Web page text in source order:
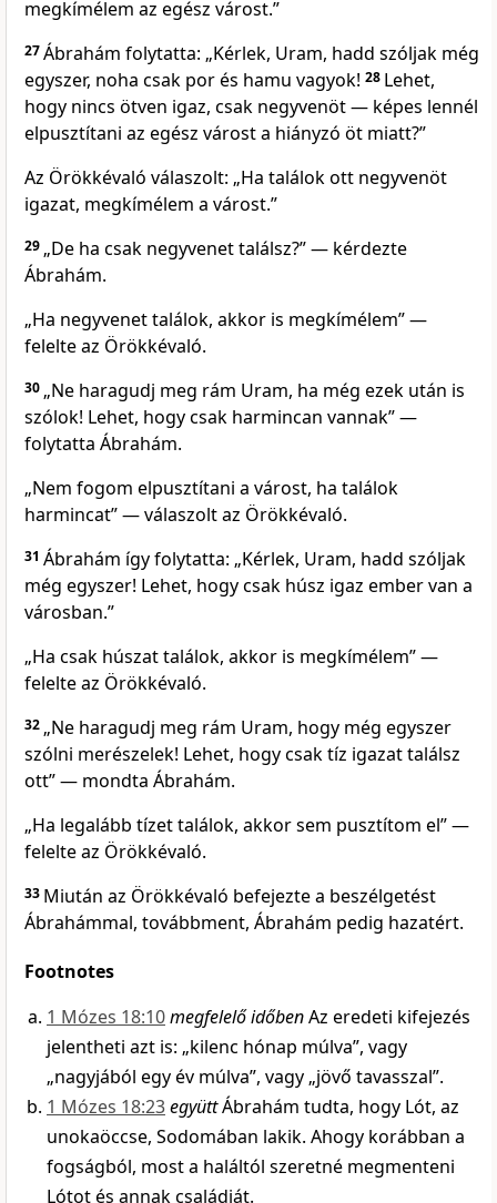
megkímélem az egész várost.”
27Ábrahám folytatta: „Kérlek, Uram, hadd szóljak még
egyszer, noha csak por és hamu vagyok! 28 Lehet,
hogy nincs ötven igaz, csak negyvenöt — képes lennél
elpusztítani az egész várost a hiányzó öt miatt?”
Az Örökkévaló válaszolt: „Ha találok ott negyvenöt
igazat, megkímélem a várost.”
29 „De ha csak negyvenet találsz?” — kérdezte
Ábrahám.
„Ha negyvenet találok, akkor is megkímélem” —
felelte az Örökkévaló.
30 „Ne haragudj meg rám Uram, ha még ezek után is
szólok! Lehet, hogy csak harmincan vannak” —
folytatta Ábrahám.
„Nem fogom elpusztítani a várost, ha találok
harmincat” — válaszolt az Örökkévaló.
31 Ábrahám így folytatta: „Kérlek, Uram, hadd szóljak
még egyszer! Lehet, hogy csak húsz igaz ember van a
városban.”
„Ha csak húszat találok, akkor is megkímélem” —
felelte az Örökkévaló.
32 „Ne haragudj meg rám Uram, hogy még egyszer
szólni merészelek! Lehet, hogy csak tíz igazat találsz
ott” — mondta Ábrahám.
„Ha legalább tízet találok, akkor sem pusztítom el” —
felelte az Örökkévaló.
33 Miután az Örökkévaló befejezte a beszélgetést
Ábrahámmal, továbbment, Ábrahám pedig hazatért.
Footnotes
1 Mózes 18:10megfelelő időbenAz eredeti kifejezés
jelentheti azt is: „kilenc hónap múlva”, vagy
„nagyjából egy év múlva”, vagy „jövő tavasszal”.
1 Mózes 18:23együttÁbrahám tudta, hogy Lót, az
unokaöccse, Sodomában lakik. Ahogy korábban a
fogságból, most a haláltól szeretné megmenteni
Lótot és annak családját.